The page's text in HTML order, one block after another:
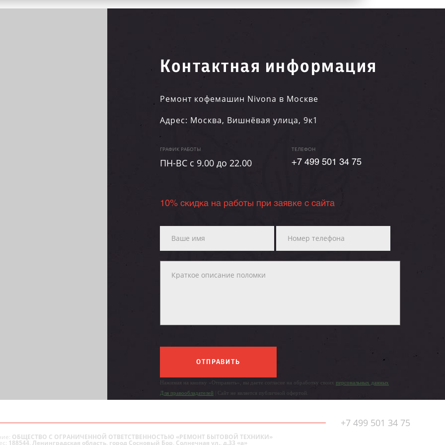
Контактная информация
Ремонт кофемашин Nivona в Москве
Адрес: Москва, Вишнёвая улица, 9к1
ГРАФИК РАБОТЫ
ПН-ВC c 9.00 до 22.00
ТЕЛЕФОН
+7 499 501 34 75
10% скидка на работы при заявке с сайта
ОТПРАВИТЬ
Нажимая на кнопку «Отправить», вы даете согласие на обработку своих персональных данных
Для правообладателей | Сайт не является публичной офертой.
+7 499 501 34 75
ОБЩЕСТВО С ОГРАНИЧЕННОЙ ОТВЕТСТВЕННОСТЬЮ «РЕМОНТ БЫТОВОЙ ТЕХНИКИ»
188544, Ленинградская область, город Сосновый Бор, Солнечная ул., д.33 «а»